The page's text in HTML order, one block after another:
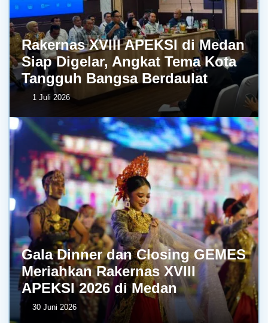
Rakernas XVIII APEKSI di Medan
Siap Digelar, Angkat Tema Kota
Tangguh Bangsa Berdaulat
1 Juli 2026
Gala Dinner dan Closing GEMES
Meriahkan Rakernas XVIII
APEKSI 2026 di Medan
30 Juni 2026